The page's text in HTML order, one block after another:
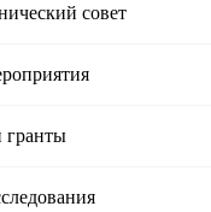
совет
гранты